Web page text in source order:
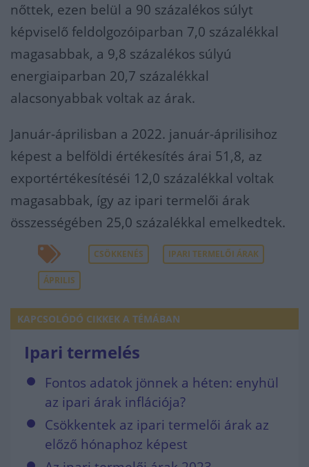
nőttek, ezen belül a 90 százalékos súlyt
képviselő feldolgozóiparban 7,0 százalékkal
magasabbak, a 9,8 százalékos súlyú
energiaiparban 20,7 százalékkal
alacsonyabbak voltak az árak.
Január-áprilisban a 2022. január-áprilisihoz
képest a belföldi értékesítés árai 51,8, az
exportértékesítéséi 12,0 százalékkal voltak
magasabbak, így az ipari termelői árak
összességében 25,0 százalékkal emelkedtek.
CSÖKKENÉS IPARI TERMELŐI ÁRAK
ÁPRILIS
KAPCSOLÓDÓ CIKKEK A TÉMÁBAN
Ipari termelés
Fontos adatok jönnek a héten: enyhül
az ipari árak inflációja?
Csökkentek az ipari termelői árak az
előző hónaphoz képest